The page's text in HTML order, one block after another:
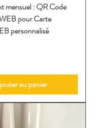
mensuel : QR Code
pour Carte
personnalisé
au panier